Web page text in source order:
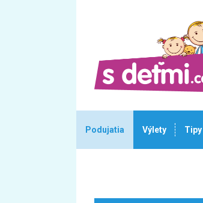
Podujatia Výlety Tipy